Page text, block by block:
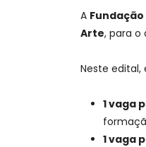
A Fundação
Arte, para o
Neste
1 vaga
1 vaga